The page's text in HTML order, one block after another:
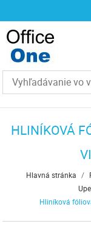
HLINÍKOVÁ
Hlavná stránka /
Hliníková